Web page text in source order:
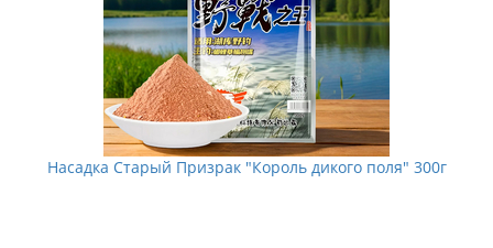
Насадка Старый Призрак "Король дикого поля" 300г